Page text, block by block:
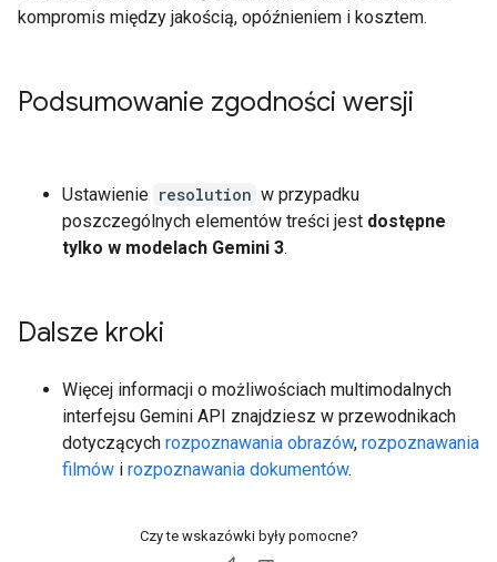
kompromis między jakością, opóźnieniem i kosztem.
Podsumowanie zgodności wersji
Ustawienie resolution w przypadku
poszczególnych elementów treści jest dostępne
tylko w modelach Gemini 3.
Dalsze kroki
Więcej informacji o możliwościach multimodalnych
interfejsu Gemini API znajdziesz w przewodnikach
dotyczących rozpoznawania obrazów, rozpoznawania
filmów i rozpoznawania dokumentów.
Czy te wskazówki były pomocne?